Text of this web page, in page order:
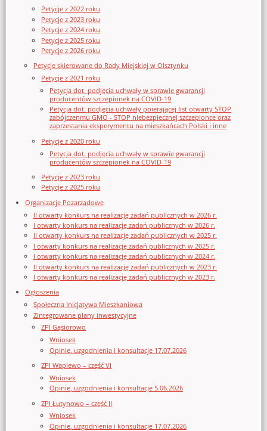
Petycje z 2022 roku
Petycje z 2023 roku
Petycje z 2024 roku
Petycje z 2025 roku
Petycje z 2026 roku
Petycje skierowane do Rady Miejskiej w Olsztynku
Petycje z 2021 roku
Petycja dot. podjęcia uchwały w sprawie gwarancji
producentów szczepionek na COVID-19
Petycja dot. podjęcia uchwały poierającej list otwarty STOP
zabójczenmu GMO - STOP niebezpiecznej szczepionce oraz
zaprzestania eksperymentu na mieszkańcach Polski i inne
Petycje z 2020 roku
Petycja dot. podjęcia uchwały w sprawie gwarancji
producentów szczepionek na COVID-19
Petycje z 2023 roku
Petycje z 2025 roku
Organizacje Pozarządowe
II otwarty konkurs na realizację zadań publicznych w 2026 r.
I otwarty konkurs na realizację zadań publicznych w 2026 r.
II otwarty konkurs na realizację zadań publicznych w 2025 r.
I otwarty konkurs na realizację zadań publicznych w 2025 r.
I otwarty konkurs na realizację zadań publicznych w 2024 r.
II otwarty konkurs na realizację zadań publicznych w 2023 r.
I otwarty konkurs na realizację zadań publicznych w 2023 r.
Ogłoszenia
Społeczna Inicjatywa Mieszkaniowa
Zintegrowane plany inwestycyjne
ZPI Gąsiorowo
Wniosek
Opinie, uzgodnienia i konsultacje 17.07.2026
ZPI Waplewo – część VI
Wniosek
Opinie, uzgodnienia i konsultacje 5.06.2026
ZPI Łutynowo – część II
Wniosek
Opinie, uzgodnienia i konsultacje 17.07.2026